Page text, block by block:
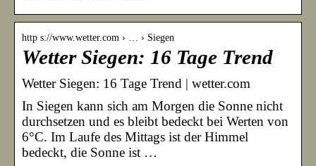
http s://www.wetter.com › … › Siegen
Wetter Siegen: 16 Tage Trend
Wetter Siegen: 16 Tage Trend | wetter.com
In Siegen kann sich am Morgen die Sonne nicht
durchsetzen und es bleibt bedeckt bei Werten von
6°C. Im Laufe des Mittags ist der Himmel
bedeckt, die Sonne ist …